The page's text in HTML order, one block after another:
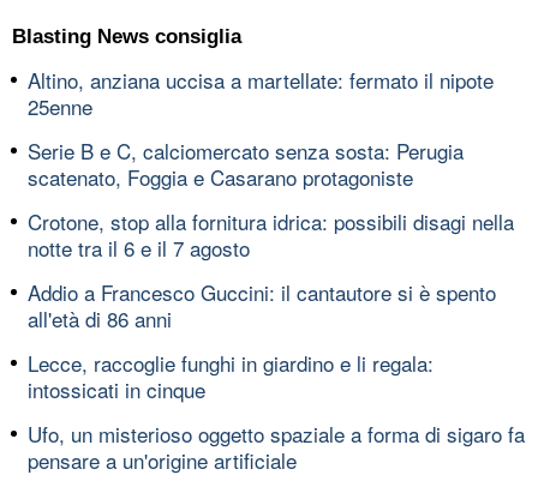
Blasting News consiglia
Altino, anziana uccisa a martellate: fermato il nipote
25enne
Serie B e C, calciomercato senza sosta: Perugia
scatenato, Foggia e Casarano protagoniste
Crotone, stop alla fornitura idrica: possibili disagi nella
notte tra il 6 e il 7 agosto
Addio a Francesco Guccini: il cantautore si è spento
all'età di 86 anni
Lecce, raccoglie funghi in giardino e li regala:
intossicati in cinque
Ufo, un misterioso oggetto spaziale a forma di sigaro fa
pensare a un'origine artificiale